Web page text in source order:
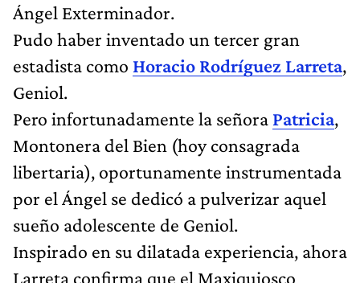
Ángel Exterminador.
Pudo haber inventado un tercer gran
estadista como Horacio Rodríguez Larreta,
Geniol.
Pero infortunadamente la señora Patricia,
Montonera del Bien (hoy consagrada
libertaria), oportunamente instrumentada
por el Ángel se dedicó a pulverizar aquel
sueño adolescente de Geniol.
Inspirado en su dilatada experiencia, ahora
Larreta confirma que el Maxiquiosco